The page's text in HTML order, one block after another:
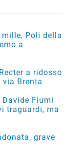
Poli della
a
a ridosso
Brenta
Fiumi
traguardi, ma
grave